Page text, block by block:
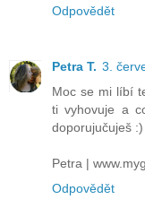
Odpovědět
Petra T. 3.
Moc se mi líbí
ti vyhovuje a
doporujučuješ :)
Petra |
Odpovědět